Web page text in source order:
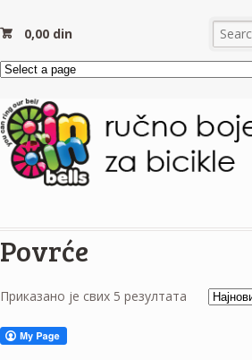
0,00 din
Povrće
Приказано је свих 5 резултата